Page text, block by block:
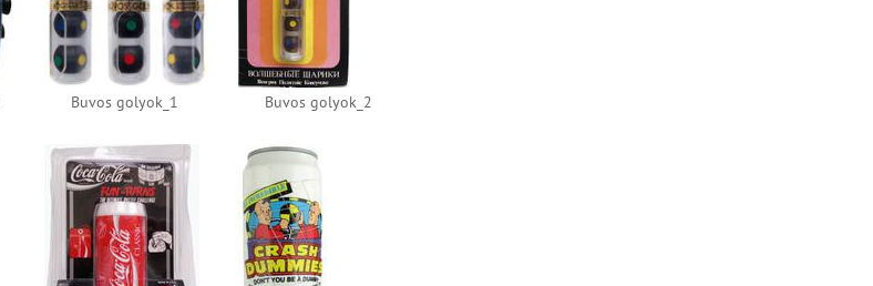
Buvos golyok_1 Buvos golyok_2